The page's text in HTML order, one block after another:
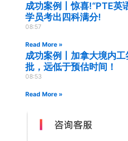
成功案例丨惊喜!“PTE英
学员考出四科满分!
08:57
Read More »
成功案例丨加拿大境内
批，远低于预估时间！
08:53
Read More »